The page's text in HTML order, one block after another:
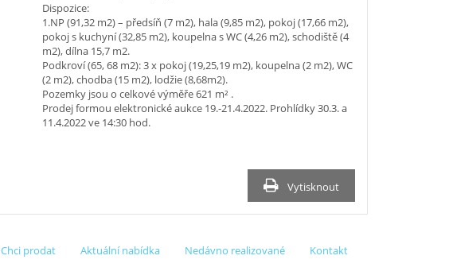
Dispozice:
1.NP (91,32 m2) – předsíň (7 m2), hala (9,85 m2), pokoj (17,66 m2),
pokoj s kuchyní (32,85 m2), koupelna s WC (4,26 m2), schodiště (4
m2), dílna 15,7 m2.
Podkroví (65, 68 m2): 3 x pokoj (19,25,19 m2), koupelna (2 m2), WC
(2 m2), chodba (15 m2), lodžie (8,68m2).
Pozemky jsou o celkové výměře 621 m² .
Prodej formou elektronické aukce 19.-21.4.2022. Prohlídky 30.3. a
11.4.2022 ve 14:30 hod.
Vytisknout
Chci prodat Aktuální nabídka Nedávno realizované Kontakt